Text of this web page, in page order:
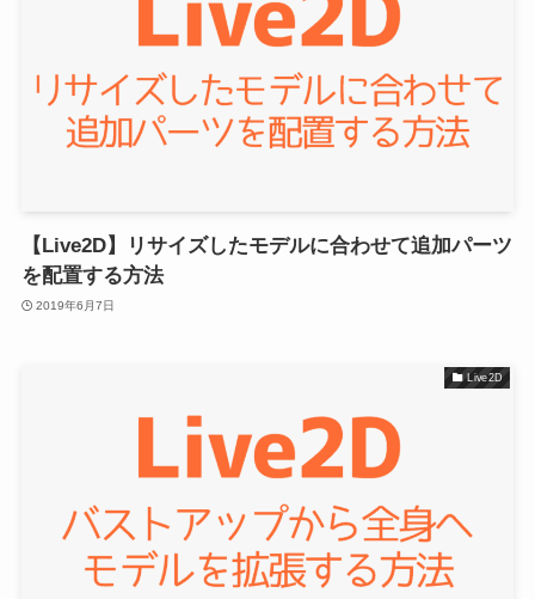
【Live2D】リサイズしたモデルに合わせて追加パーツ
を配置する方法
2019年6月7日
Live2D